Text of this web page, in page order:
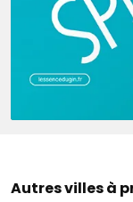
Autres villes à